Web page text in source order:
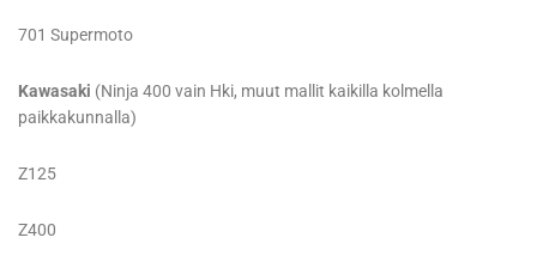
701 Supermoto
Kawasaki (Ninja 400 vain Hki, muut mallit kaikilla kolmella
paikkakunnalla)
Z125
Z400